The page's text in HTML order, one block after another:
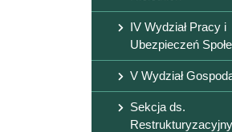
IV Wydział Pracy i
Ubezpieczeń
V Wydział
Sekcja ds.